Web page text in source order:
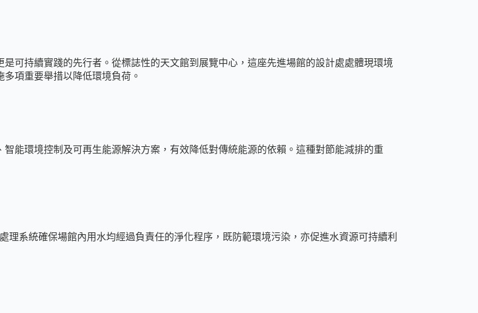
可持續實踐的先行者。從標誌性的天文館到展覽中心，這座先進場館的設計處處體現環境
項重要舉措以降低環境負荷。
能環境控制及可再生能源解決方案，有效降低對傳統能源的依賴。這種對節能減排的重
理系統確保場館內用水均經過負責任的淨化程序，既防範環境污染，亦促進水資源可持續利